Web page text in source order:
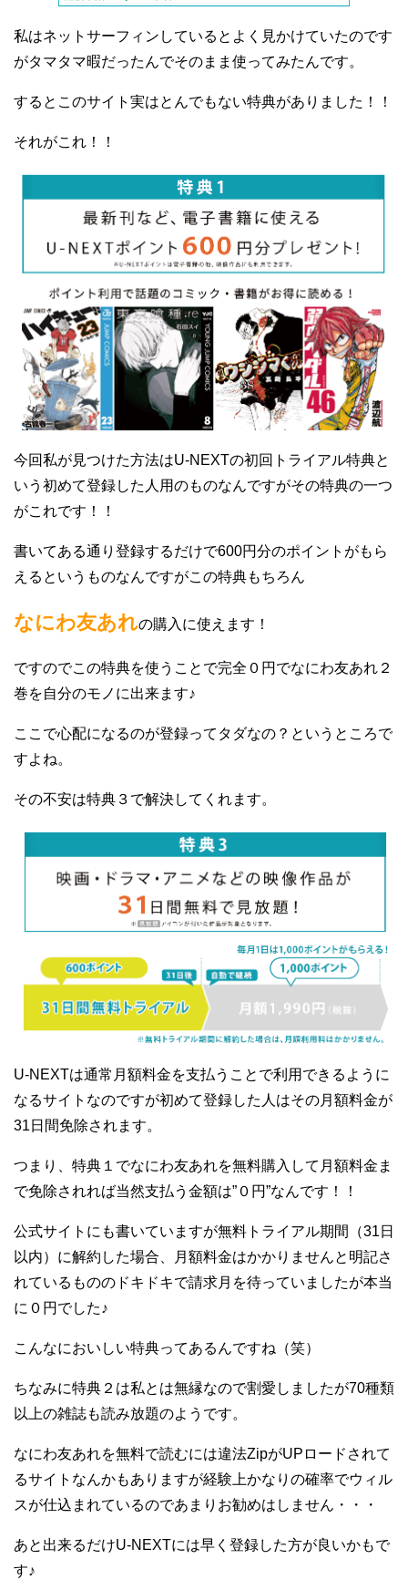
私はネットサーフィンしているとよく見かけていたのです
がタマタマ暇だったんでそのまま使ってみたんです。
するとこのサイト実はとんでもない特典がありました！！
それがこれ！！
今回私が見つけた方法はU-NEXTの初回トライアル特典と
いう初めて登録した人用のものなんですがその特典の一つ
がこれです！！
書いてある通り登録するだけで600円分のポイントがもら
えるというものなんですがこの特典もちろん
なにわ友あれの購入に使えます！
ですのでこの特典を使うことで完全０円でなにわ友あれ２
巻を自分のモノに出来ます♪
ここで心配になるのが登録ってタダなの？というところで
すよね。
その不安は特典３で解決してくれます。
U-NEXTは通常月額料金を支払うことで利用できるように
なるサイトなのですが初めて登録した人はその月額料金が
31日間免除されます。
つまり、特典１でなにわ友あれを無料購入して月額料金ま
で免除されれば当然支払う金額は”０円”なんです！！
公式サイトにも書いていますが無料トライアル期間（31日
以内）に解約した場合、月額料金はかかりませんと明記さ
れているもののドキドキで請求月を待っていましたが本当
に０円でした♪
こんなにおいしい特典ってあるんですね（笑）
ちなみに特典２は私とは無縁なので割愛しましたが70種類
以上の雑誌も読み放題のようです。
なにわ友あれを無料で読むには違法ZipがUPロードされて
るサイトなんかもありますが経験上かなりの確率でウィル
スが仕込まれているのであまりお勧めはしません・・・
あと出来るだけU-NEXTには早く登録した方が良いかもで
す♪